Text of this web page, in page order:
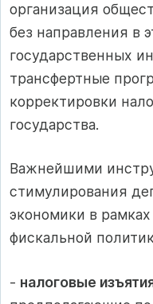
организация
без направления в
государственных
трансфертные
корректировки
государства.
Важнейшими
стимулирования
экономики в
фискальной
- налоговые